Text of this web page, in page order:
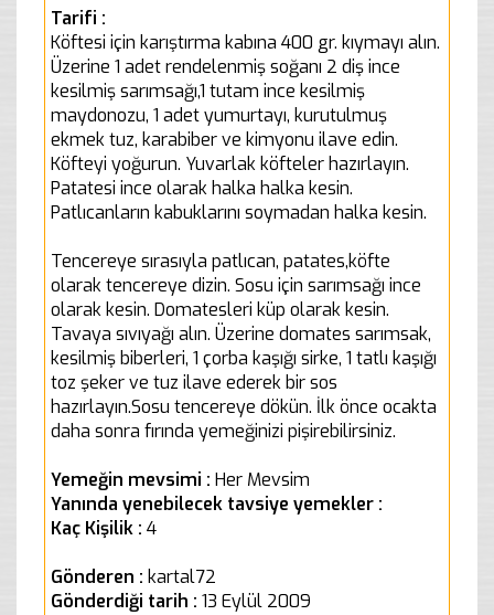
Tarifi :
Köftesi için karıştırma kabına 400 gr. kıymayı alın.
Üzerine 1 adet rendelenmiş soğanı 2 diş ince
kesilmiş sarımsağı,1 tutam ince kesilmiş
maydonozu, 1 adet yumurtayı, kurutulmuş
ekmek tuz, karabiber ve kimyonu ilave edin.
Köfteyi yoğurun. Yuvarlak köfteler hazırlayın.
Patatesi ince olarak halka halka kesin.
Patlıcanların kabuklarını soymadan halka kesin.
Tencereye sırasıyla patlıcan, patates,köfte
olarak tencereye dizin. Sosu için sarımsağı ince
olarak kesin. Domatesleri küp olarak kesin.
Tavaya sıvıyağı alın. Üzerine domates sarımsak,
kesilmiş biberleri, 1 çorba kaşığı sirke, 1 tatlı kaşığı
toz şeker ve tuz ilave ederek bir sos
hazırlayın.Sosu tencereye dökün. İlk önce ocakta
daha sonra fırında yemeğinizi pişirebilirsiniz.
Yemeğin mevsimi : Her Mevsim
Yanında yenebilecek tavsiye yemekler :
Kaç Kişilik : 4
Gönderen : kartal72
Gönderdiği tarih : 13 Eylül 2009